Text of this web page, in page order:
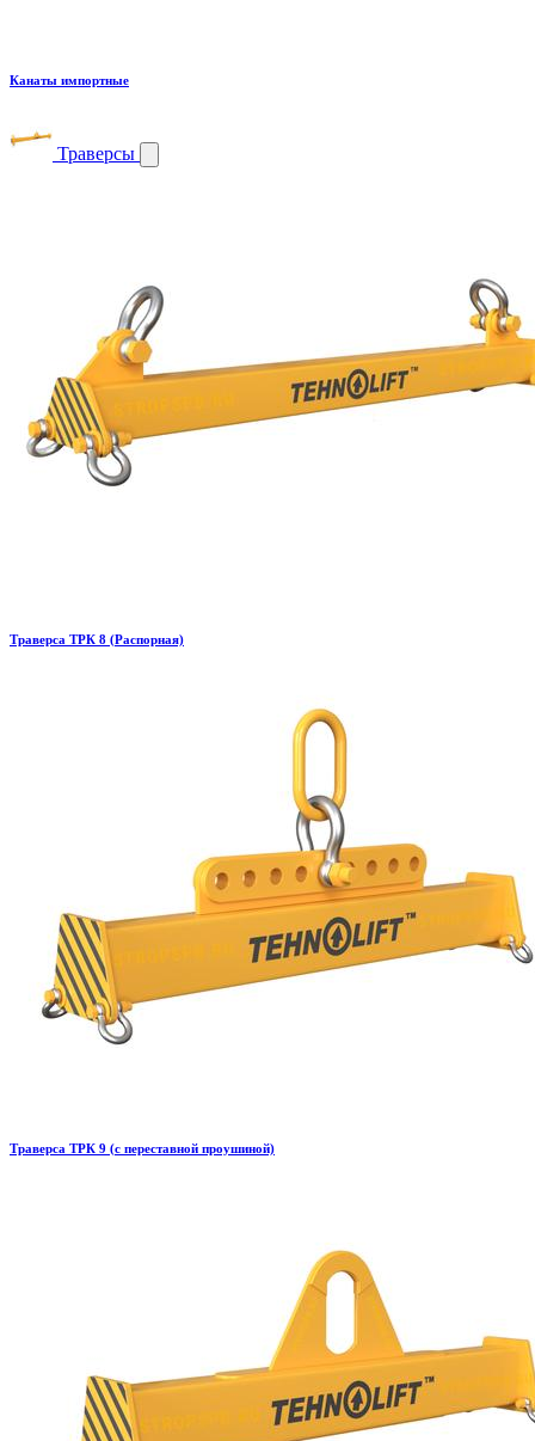
Канаты импортные
Траверсы
Траверса ТРК 8 (Распорная)
Траверса ТРК 9 (с переставной проушиной)